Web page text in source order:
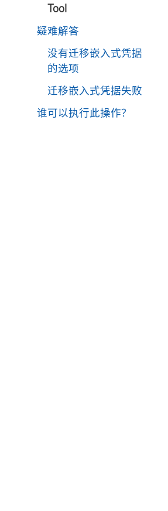
Tool
疑难解答
没有迁移嵌入式凭据
的选项
迁移嵌入式凭据失败
谁可以执行此操作？